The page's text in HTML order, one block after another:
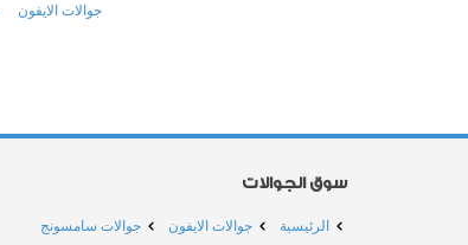
جوالات الايفون
سوق الجوالات
الرئيسية جوالات الايفون جوالات سامسونج